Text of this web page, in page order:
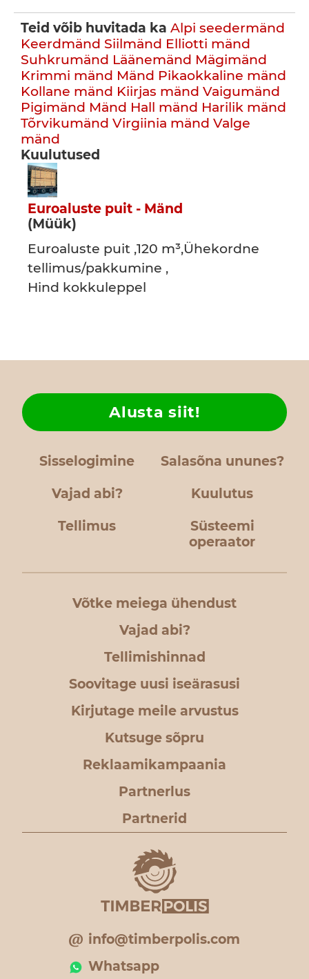
Teid võib huvitada ka Alpi seedermänd
Keerdmänd Siilmänd Elliotti mänd
Suhkrumänd Läänemänd Mägimänd
Krimmi mänd Mänd Pikaokkaline mänd
Kollane mänd Kiirjas mänd Vaigumänd
Pigimänd Mänd Hall mänd Harilik mänd
Tõrvikumänd Virgiinia mänd Valge
mänd
Kuulutused
Euroaluste puit - Mänd
(Müük)
Euroaluste puit ,120 m³,Ühekordne
tellimus/pakkumine ,
Hind kokkuleppel
Sisselogimine Salasõna ununes?
Vajad abi?
Alusta siit!
Kuulutus
Tellimus
Süsteemi
operaator
Võtke meiega ühendust
Vajad abi?
Tellimishinnad
Soovitage uusi iseärasusi
Kirjutage meile arvustus
Kutsuge sõpru
Reklaamikampaania
Partnerlus
Partnerid
info@timberpolis.com
Whatsapp